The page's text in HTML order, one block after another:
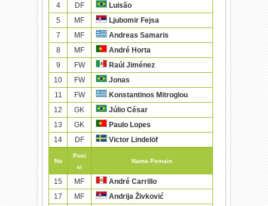
4
DF
Luisão
5
MF
Ljubomir Fejsa
7
MF
Andreas Samaris
8
MF
André Horta
9
FW
Raúl Jiménez
10
FW
Jonas
11
FW
Konstantinos Mitroglou
12
GK
Júlio César
13
GK
Paulo Lopes
14
DF Victor Lindelöf
No
Posi
si
Nama Pemain
15 MF
André Carrillo
17
MF
Andrija Živković